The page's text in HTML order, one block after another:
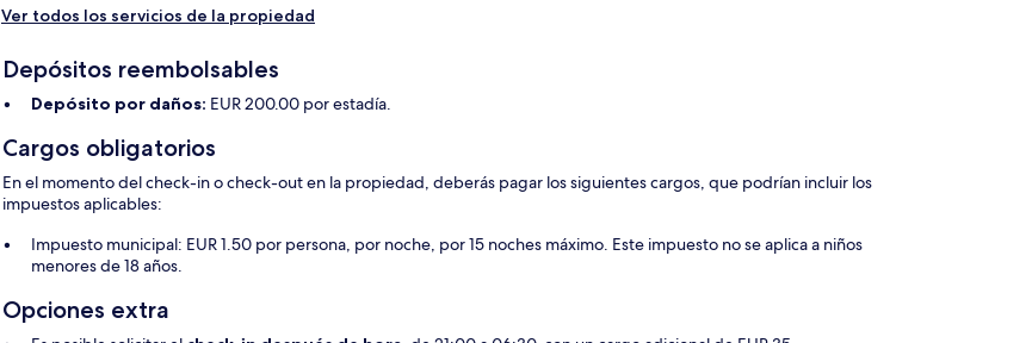
Ver todos los servicios de la propiedad
Depósitos reembolsables
Depósito por daños: EUR 200.00 por estadía.
Cargos obligatorios
En el momento del check-in o check-out en la propiedad, deberás pagar los siguientes cargos, que podrían incluir los
impuestos aplicables:
Impuesto municipal: EUR 1.50 por persona, por noche, por 15 noches máximo. Este impuesto no se aplica a niños
menores de 18 años.
Opciones extra